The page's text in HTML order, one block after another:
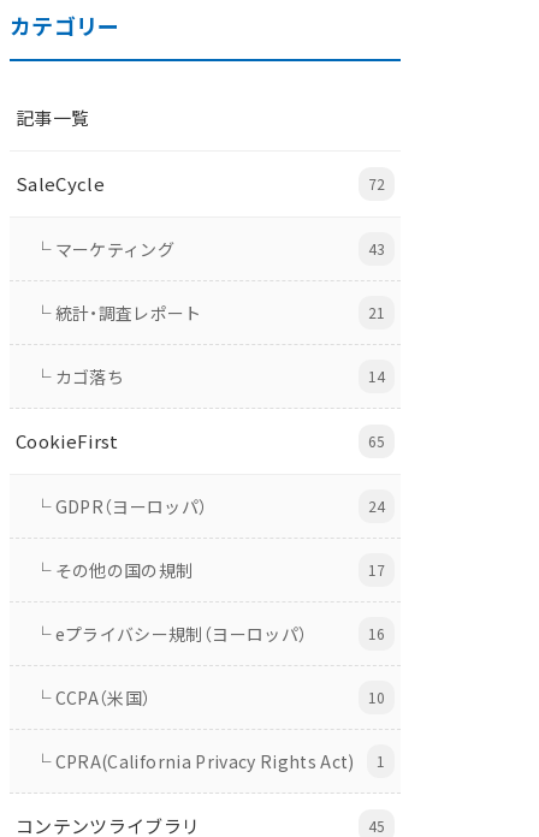
カテゴリー
記事一覧
SaleCycle 72
└ マーケティング 43
└ 統計・調査レポート 21
└ カゴ落ち 14
CookieFirst 65
└ GDPR（ヨーロッパ） 24
└ その他の国の規制 17
└ eプライバシー規制（ヨーロッパ） 16
└ CCPA（米国） 10
└ CPRA(California Privacy Rights Act) 1
コンテンツライブラリ 45